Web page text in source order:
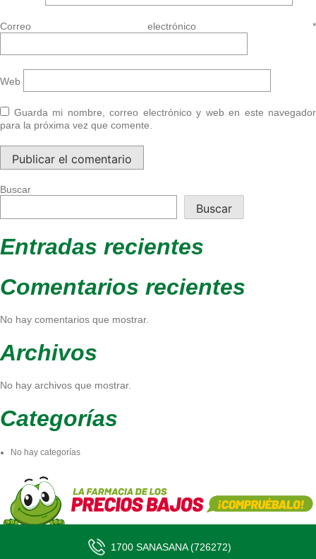
Correo electrónico *
Web
Guarda mi nombre, correo electrónico y web en este navegador
para la próxima vez que comente.
Buscar
Buscar
Entradas recientes
Comentarios recientes
No hay comentarios que mostrar.
Archivos
No hay archivos que mostrar.
Categorías
No hay categorías
1700 SANASANA (726272)